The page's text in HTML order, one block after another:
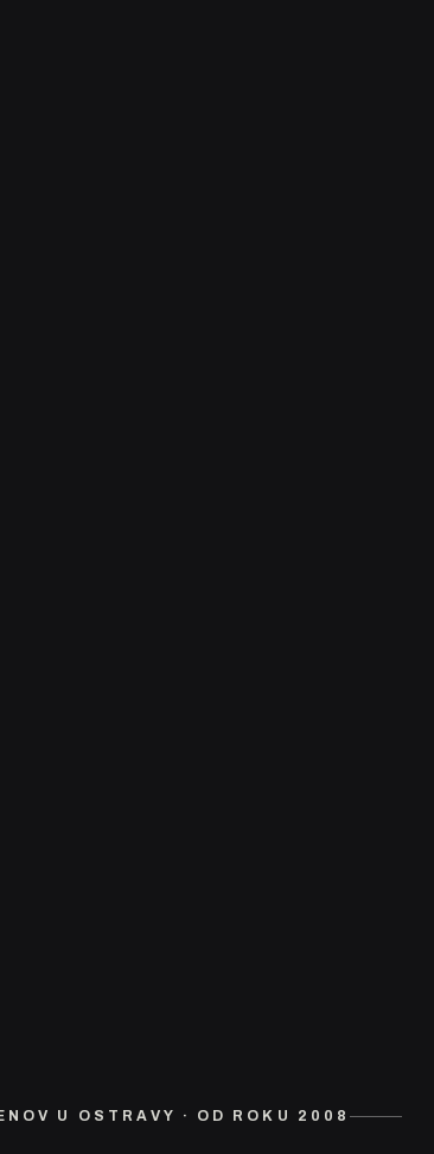
U OSTRAVY · OD ROKU 2008